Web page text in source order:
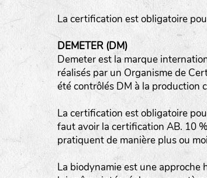
La certification est obligatoire
DEMETER (DM)
Demeter est la marque
réalisés par un Organisme de
été contrôlés DM à la production
La certification est obligatoire
faut avoir la certification AB. 10
pratiquent de manière plus ou
La biodynamie est une approche
mare
tas de compost
fleurs
animaux domestiques
animaux sauvages